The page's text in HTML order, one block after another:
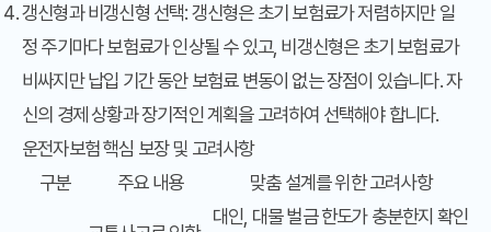
갱신형과 비갱신형 선택: 갱신형은 초기 보험료가 저렴하지만 일
정 주기마다 보험료가 인상될 수 있고, 비갱신형은 초기 보험료가
비싸지만 납입 기간 동안 보험료 변동이 없는 장점이 있습니다. 자
신의 경제 상황과 장기적인 계획을 고려하여 선택해야 합니다.
운전자보험 핵심 보장 및 고려사항
구분
주요 내용 맞춤 설계를 위한 고려사항
대인, 대물 벌금 한도가 충분한지 확인